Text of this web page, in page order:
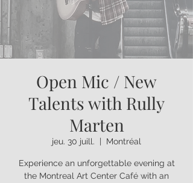
Open Mic / New
Talents with Rully
Marten
jeu. 30 juill. Montréal
Experience an unforgettable evening at
the Montreal Art Center Café with an